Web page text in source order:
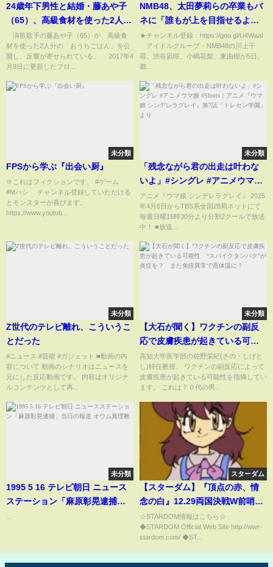
24歳年下男性と結婚・藤あや子
（65）、高級食材を使った2人分
の“おうちごはん”披露(ABEMA
TIMES)
演歌歌手の藤あや子（65）が、高級食
材を使った2人分の「おうちごはん」を公
開し、反響が寄せられている。 2017年4
月9日に更新したブロ...
NMB48、太田夢莉らの卒業もバ
ネに「誰もが上を目指せるよう
に」ゆきつん撮影の写真満載の
フォトブックが発売『NMB48近
畿十番勝負2019 PHOTOBOOK
★チャンネル登録：https://goo.gl/U4Waal
アイドルグループ・NMB48の川上千
尋、渋谷凪咲、小嶋花梨、東由樹が5日、
都...
未分類
FPSから学ぶ『出会い厨』
※これはフィクションです。 #ゲーム
#Mハシ チャンネル登録していただける
とモンスターが喜びます。
https://www.youtub...
未分類
「残念ながら君の出走は叶わな
いよ」#シングレ #アニメウマ娘
#Shorts｜アニメ『ウマ娘 シン
デレラグレイ』第7話「トレセン
学園」より
アニメ『ウマ娘 シンデレラグレイ』 2025
年4月6日からTBS系全国28局ネットにて
毎週日曜16時30分より分割2クールで放送
中！ ■放送...
未分類
Z世代のテレビ離れ、こういうこ
とだった
#ニュース #芸能 #ガジェット ■動画の内
容について 動画のシナリオはニュースを
元にした反応動画です。 内容はオリジナ
ルコンテンツとして再...
未分類
【大石が聞く】ワクチンの副反
応で皮膚疾患が起きている可能
性 “スパイクタンパク”が炎症
を？ また免疫異常で高体温
に？
高知大学医学部の佐野栄紀(さの・しげと
し)特任教授。 ワクチンの副反応によって
皮膚疾患が起きている可能性を指摘してい
ます。 これは７０代の男...
未分類
1995 5 16 テレビ朝日 ニュース
ステーション「麻原彰晃逮捕」
スターダム
【スターダム】『頂点の赤、情
念の白』12.29両国決戦W前哨戦
は林下詩美が勝利！1.5東京ドー
ム出場者くじ引きではまさかの
☆STARDOM情報はこちら☆
◆STARDOM Official Web Site http://wwr-
stardom.com/ ◆ST...